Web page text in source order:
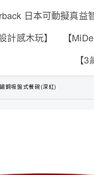
日本可動擬真益
計感木玩】
【
【
鋼吸盤式餐碗(深紅)